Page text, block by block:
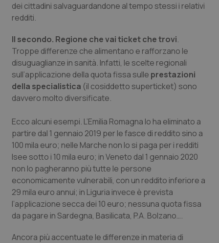
Molise
Provincia Autonoma di Bolzano
Provincia Autonoma di Trento
Sardegna
Sicilia
Toscana
Umbria
Valle D’Aosta
Epatiti
Infezioni & Febbre
Ipertensione & Scompenso
Malattia di Crohn & Rettocolite Ulcerosa
Neuroscienze & patologie neurodegenerative
Obesità
Oftalmologia
Oncodermatologia
dei cittadini salvaguardandone al tempo stessi i relativi
redditi.
Il secondo. Regione che vai ticket che trovi.
Troppe differenze che alimentano e rafforzano le
disuguaglianze in sanità. Infatti, le scelte regionali
sull’applicazione della quota fissa sulle prestazioni
della specialistica (il cosiddetto superticket) sono
davvero molto diversificate.
Ecco alcuni esempi. L’Emilia Romagna lo ha eliminato a
partire dal 1 gennaio 2019 per le fasce di reddito sino a
100 mila euro; nelle Marche non lo si paga per i redditi
Isee sotto i 10 mila euro; in Veneto dal 1 gennaio 2020
non lo pagheranno più tutte le persone
economicamente vulnerabili, con un reddito inferiore a
29 mila euro annui; in Liguria invece è prevista
l’applicazione secca dei 10 euro; nessuna quota fissa
da pagare in Sardegna, Basilicata, P.A. Bolzano….
Ancora più accentuate le differenze in materia di